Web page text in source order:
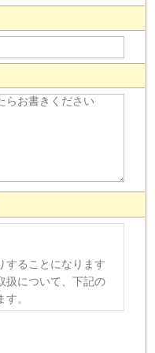
することになります
扱について、下記の
。
2)次の各号のいず